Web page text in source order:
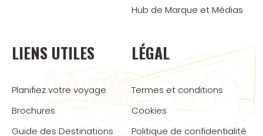
Hub de Marque et Médias
LIENS UTILES
Planifiez votre voyage
Brochures
Guide des Destinations
LÉGAL
Termes et conditions
Cookies
Politique de confidentialité